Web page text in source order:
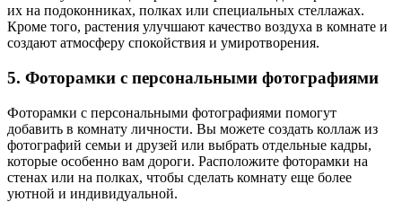
их на подоконниках, полках или специальных стеллажах.
Кроме того, растения улучшают качество воздуха в комнате и
создают атмосферу спокойствия и умиротворения.
5. Фоторамки с персональными фотографиями
Фоторамки с персональными фотографиями помогут
добавить в комнату личности. Вы можете создать коллаж из
фотографий семьи и друзей или выбрать отдельные кадры,
которые особенно вам дороги. Расположите фоторамки на
стенах или на полках, чтобы сделать комнату еще более
уютной и индивидуальной.